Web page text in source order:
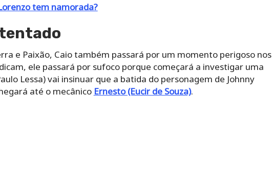
tem namorada?
e Paixão, Caio também passará por um momento perigoso nos
ele passará por sufoco porque começará a investigar uma
Lessa) vai insinuar que a batida do personagem de Johnny
até o mecânico Ernesto (Eucir de Souza).